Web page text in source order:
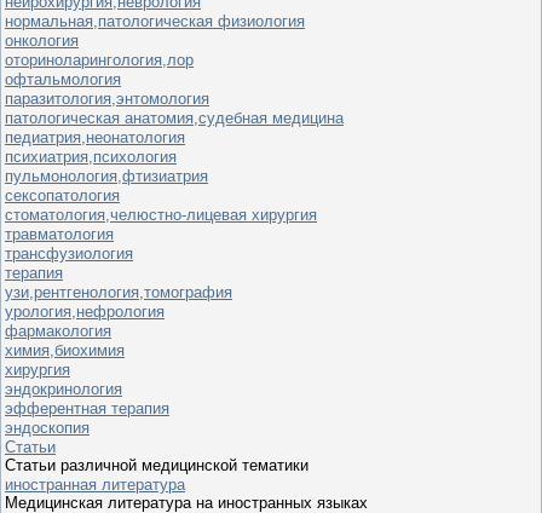
нормальная,патологическая физиология
онкология
оториноларингология,лор
офтальмология
паразитология,энтомология
патологическая анатомия,судебная медицина
педиатрия,неонатология
психиатрия,психология
пульмонология,фтизиатрия
сексопатология
стоматология,челюстно-лицевая хирургия
травматология
трансфузиология
терапия
узи,рентгенология,томография
урология,нефрология
фармакология
химия,биохимия
хирургия
эндокринология
эфферентная терапия
эндоскопия
Статьи
Статьи различной медицинской тематики
иностранная литература
Медицинская литература на иностранных языках